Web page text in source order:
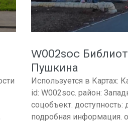
W002soc
Пушкина
Используется в Картах:
id: W002soc. район:
соцобъект. доступность:
подробная информация.